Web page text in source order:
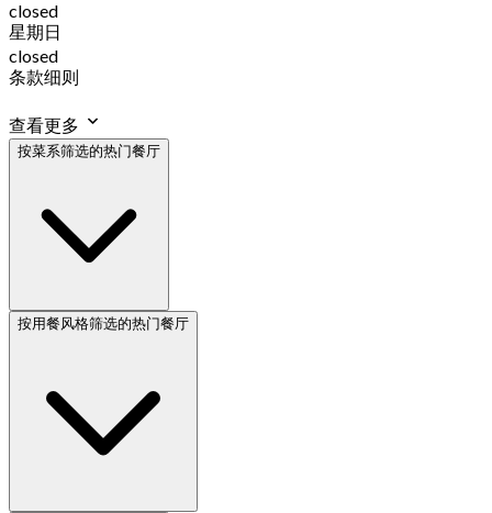
closed
星期日
closed
条款细则
查看更多
按菜系筛选的热门餐厅
按用餐风格筛选的热门餐厅